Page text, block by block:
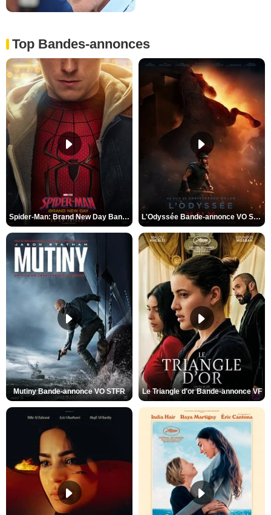
Top Bandes-annonces
Spider-Man: Brand New Day Bande-annonce VO STFR L'Odyssée Bande-annonce VO STFR
Mutiny Bande-annonce VO STFR Le Triangle d'or Bande-annonce VF